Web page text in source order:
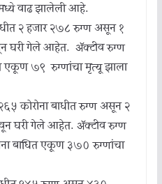
वाढ झालेली आहे.
२ हजार २७८ रुग्ण असून १
घरी गेले आहेत. ॲक्टीव रुग्ण
एकूण ७९ रुग्णांचा मृत्यू झाला
कोरोना बाधीत रुग्ण असून २
घरी गेले आहेत. ॲक्टीव रुग्ण
बाधित एकूण ३७० रुग्णांचा